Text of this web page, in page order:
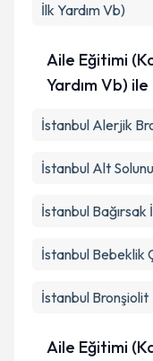
İlk Yardım Vb)
Aile Eğitimi
Yardım Vb)
İstanbul Alerjik
İstanbul Alt
İstanbul Bağırsak
İstanbul Bebeklik
İstanbul Bronşiolit
Aile Eğitimi